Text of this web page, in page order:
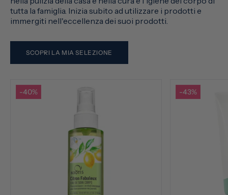
tutta la famiglia. Inizia subito ad utilizzare i prodotti e
immergiti nell'eccellenza dei suoi prodotti.
SCOPRI LA MIA SELEZIONE
-40% -43%